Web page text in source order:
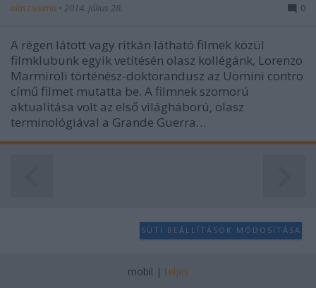
olaszissimo • 2014. július 28. 0
A régen látott vagy ritkán látható filmek közül
filmklubunk egyik vetítésén olasz kollégánk, Lorenzo
Marmiroli történész-doktorandusz az Uomini contro
című filmet mutatta be. A filmnek szomorú
aktualitása volt az első világháború, olasz
terminológiával a Grande Guerra…
SÜTI BEÁLLÍTÁSOK MÓDOSÍTÁSA
mobil | teljes